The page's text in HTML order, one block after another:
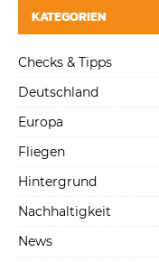
KATEGORIEN
Checks & Tipps
Deutschland
Europa
Fliegen
Hintergrund
Nachhaltigkeit
News